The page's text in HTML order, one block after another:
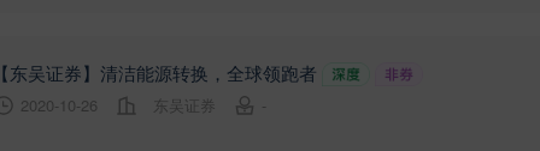
东吴证券】清洁能源转换，全球领跑者
2020-10-26 东吴证券 -